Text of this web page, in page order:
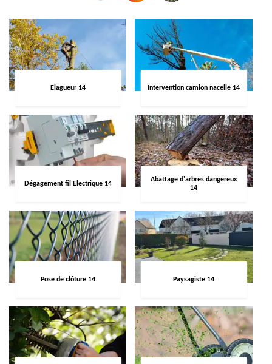
Elagueur 14 Intervention camion nacelle 14
Dégagement fil Electrique 14
Abattage d'arbres dangereux
14
Pose de clôture 14 Paysagiste 14